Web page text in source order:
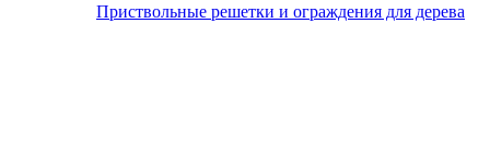
Приствольные решетки и ограждения для дерева